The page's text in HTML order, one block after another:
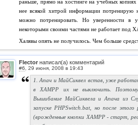
раньше, прямо на хостинге на учебных
нее всякой хитрой информации потренирую
можно потренировать. Но уверенности в
некоторыми своими частями не работает под
Халявы опять не получилось. Чем больше
Flector написал(а) комментарий
#6
1. Апач и МайСиквел встав, уже
в ХАМРР их не выключить.
Вышибание МайСиквела и Апача из
запуске PHPSwitch.bat, но после
(врожденные кнопки ХАМРР - старт,